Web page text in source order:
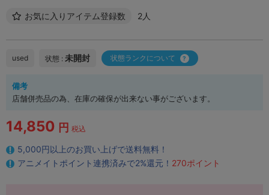
お気に入りアイテム登録数 2人
used 状態 : 未開封 状態ランクについて
備考
店舗併売品の為、在庫の確保が出来ない事がございます。
14,850 円 税込
5,000円以上のお買い上げで送料無料！
アニメイトポイント連携済みで2%還元！ 270ポイント